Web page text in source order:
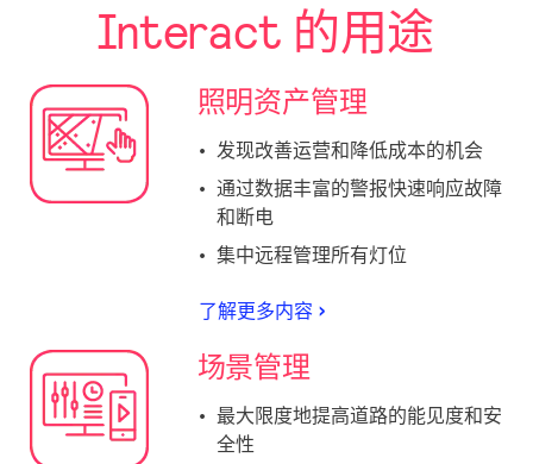
Interact 的用途
照明资产管理
发现改善运营和降低成本的机会
通过数据丰富的警报快速响应故障
和断电
集中远程管理所有灯位
了解更多内容
场景管理
最大限度地提高道路的能见度和安
全性